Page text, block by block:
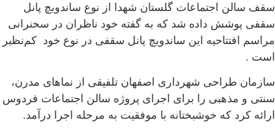
سقف سالن اجتماعات گلستان شهدا از نوع ساندویچ پانل
سقفی پوشش داده شد که به گفته خود ناظران در سخنرانی
مراسم افتتاحیه این ساندویچ پانل سقفی در نوع خود کم‌نظیر
است .
سازمان طراحی شهرداری اصفهان تلفیقی از نماهای مدرن،
سنتی و مذهبی را برای اجرای پروژه سالن اجتماعات فردوس
ارائه کرد که خوشبختانه با موفقیت به مرحله اجرا درآمد.